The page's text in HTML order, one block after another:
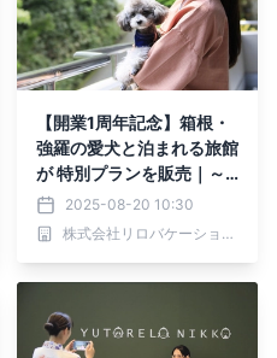
【開業1周年記念】箱根・
強羅の愛犬と泊まれる旅館
が 特別プランを販売｜～2
025年10月31日まで
2025-08-20 10:30
株式会社リロバケーションズ